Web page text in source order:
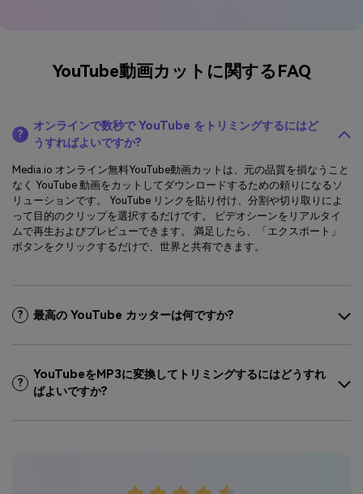
YouTube動画カットに関するFAQ
?
オンラインで数秒で YouTube をトリミングするにはど
うすればよいですか?
Media.io オンライン無料YouTube動画カットは、元の品質を損なうこと
なく YouTube 動画をカットしてダウンロードするための頼りになるソ
リューションです。 YouTube リンクを貼り付け、分割や切り取りによ
って目的のクリップを選択するだけです。 ビデオシーンをリアルタイ
ムで再生およびプレビューできます。 満足したら、「エクスポート」
ボタンをクリックするだけで、世界と共有できます。
? 最高の YouTube カッターは何ですか?
?
YouTubeをMP3に変換してトリミングするにはどうすれ
ばよいですか?